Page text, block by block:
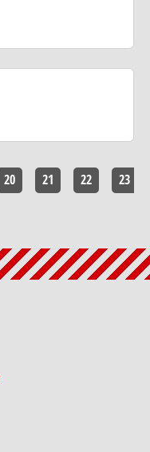
20 21 22 23